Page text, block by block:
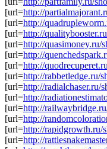
[url=http://
[url=http://
[url=http://
[url=http://quasimoney.ru/
[url=http://
[url=http://
[url=http://rabbetledge.ru/
[url=http://radialchaser.ru/
[url=http://
[url=http://
[url=http://
[url=http://rapidgrowth.ru/
[url=http://